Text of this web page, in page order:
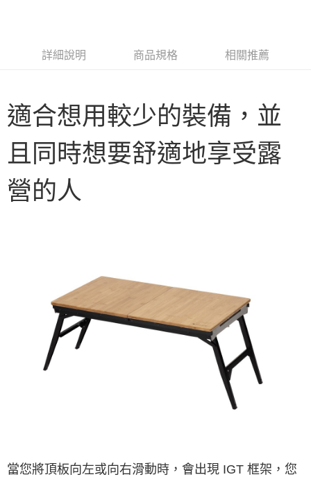
上海商業儲蓄銀行
台北富邦商業銀行
匯豐（台灣）商業銀行
華泰商業銀行
聯邦商業銀行
遠東國際商業銀行
玉山商業銀行
星展（台灣）商業銀行
台新國際商業銀行
中國信託商業銀行
合作金庫商業銀行
第一商業銀行
臺灣中小企業銀行
台中商業銀行
匯豐（台灣）商業銀行
華泰商業銀行
元大商業銀行
永豐商業銀行
玉山商業銀行
星展（台灣）商業銀行
台新國際商業銀行
台灣樂天信用卡公司
LINE Pay
Google Pay
AFTEE先享後付
相關說明
【關於「AFTEE先享後付」】
便利好安心！
１．簡單：不需註冊會員、不需綁卡、不需儲值。
結帳頁面，進行簡訊認證並確認金額後，即可完成結帳。
２．訂單成立數日內，您將收到繳費通知簡訊。
３．收到繳費通知簡訊後14天內，點擊此簡訊中的連結，可透過四大超商／
ATM／網路銀行／等多元方式進行付款，方視為交易完成。
※ 請注意：結帳手續完成當下不需立刻繳費，但若您需要取消訂單，請聯絡
購買商品的店家。未經商家同意取消之訂單仍視為有效，需透過AFTEE先享
後付繳納相關費用。
※ 交易是否成功請以「AFTEE先享後付 」之結帳頁面顯示為準，若有關於
是否繳費成功／繳費後需取消欲退款等相關疑問，請聯繫「AFTEE先享後付
https://netprotections.freshdesk.com/support/home
２．關於個人資料處理事宜，請瀏覽以下網址：
https://aftee.tw/terms/#terms3
運送方式
宅配
詳細說明 商品規格 相關推薦
適合想用較少的裝備，並
且同時想要舒適地享受露
營的人
當您將頂板向左或向右滑動時，會出現 IGT 框架，您